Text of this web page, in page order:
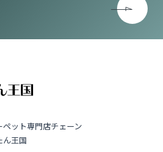
ット専門店チェーン
ん王国